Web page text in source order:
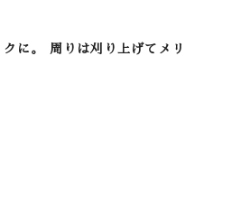
に。 周りは刈り上げてメリ